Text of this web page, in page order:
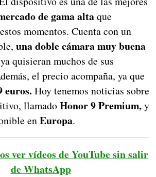
de gama altaque
momentos. Cuenta con un
una doble cámara muy buena
quisieran muchos de sus
el precio acompaña, ya que
euros. Hoy tenemos noticias sobre
llamadoHonor 9 Premium,y
enEuropa.
ver vídeos de YouTube sin salir
de WhatsApp